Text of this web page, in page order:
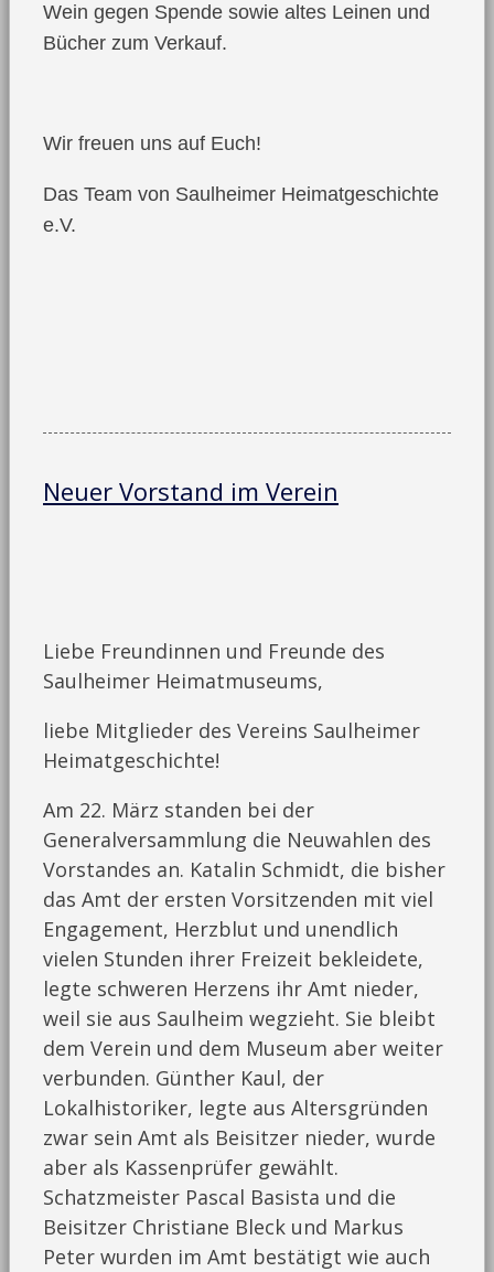
Wein gegen Spende sowie altes Leinen und
Bücher zum Verkauf.
Wir freuen uns auf Euch!
Das Team von Saulheimer Heimatgeschichte
e.V.
Neuer Vorstand im Verein
Liebe Freundinnen und Freunde des
Saulheimer Heimatmuseums,
liebe Mitglieder des Vereins Saulheimer
Heimatgeschichte!
Am 22. März standen bei der
Generalversammlung die Neuwahlen des
Vorstandes an. Katalin Schmidt, die bisher
das Amt der ersten Vorsitzenden mit viel
Engagement, Herzblut und unendlich
vielen Stunden ihrer Freizeit bekleidete,
legte schweren Herzens ihr Amt nieder,
weil sie aus Saulheim wegzieht. Sie bleibt
dem Verein und dem Museum aber weiter
verbunden. Günther Kaul, der
Lokalhistoriker, legte aus Altersgründen
zwar sein Amt als Beisitzer nieder, wurde
aber als Kassenprüfer gewählt.
Schatzmeister Pascal Basista und die
Beisitzer Christiane Bleck und Markus
Peter wurden im Amt bestätigt wie auch